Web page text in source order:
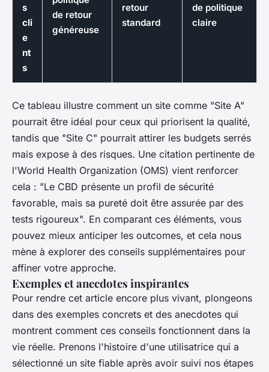
s
cli
e
nt
s
de retour
généreuse
retour
standard
de politique
claire
Ce tableau illustre comment un site comme "Site A"
pourrait être idéal pour ceux qui priorisent la qualité,
tandis que "Site C" pourrait attirer les budgets serrés
mais expose à des risques. Une citation pertinente de
l'World Health Organization (OMS) vient renforcer
cela : "Le CBD présente un profil de sécurité
favorable, mais sa pureté doit être assurée par des
tests rigoureux". En comparant ces éléments, vous
pouvez mieux anticiper les outcomes, et cela nous
mène à explorer des conseils supplémentaires pour
affiner votre approche.
Exemples et anecdotes inspirantes
Pour rendre cet article encore plus vivant, plongeons
dans des exemples concrets et des anecdotes qui
montrent comment ces conseils fonctionnent dans la
vie réelle. Prenons l'histoire d'une utilisatrice qui a
sélectionné un site fiable après avoir suivi nos étapes